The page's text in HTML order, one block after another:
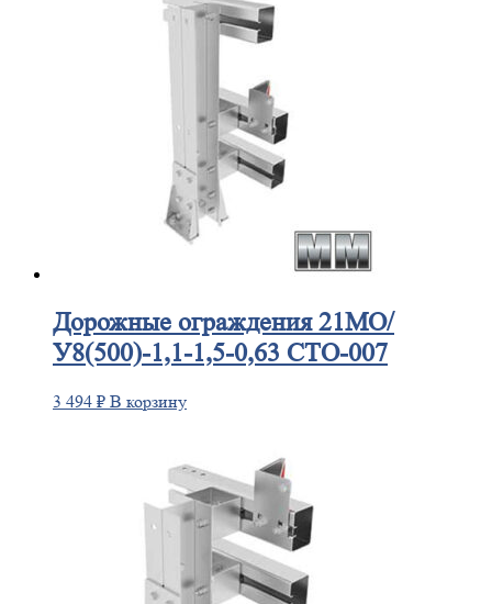
Дорожные ограждения 21МО/
У8(500)-1,1-1,5-0,63 СТО-007
3 494 ₽ В корзину